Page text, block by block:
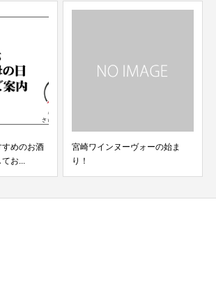
崎ワインヌーヴォーの始ま
り！
柳田酒造ファンの